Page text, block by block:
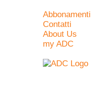
Abbonamenti
Contatti
About Us
my ADC